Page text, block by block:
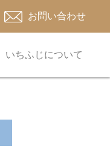
お問い合わせ
いちふじについて